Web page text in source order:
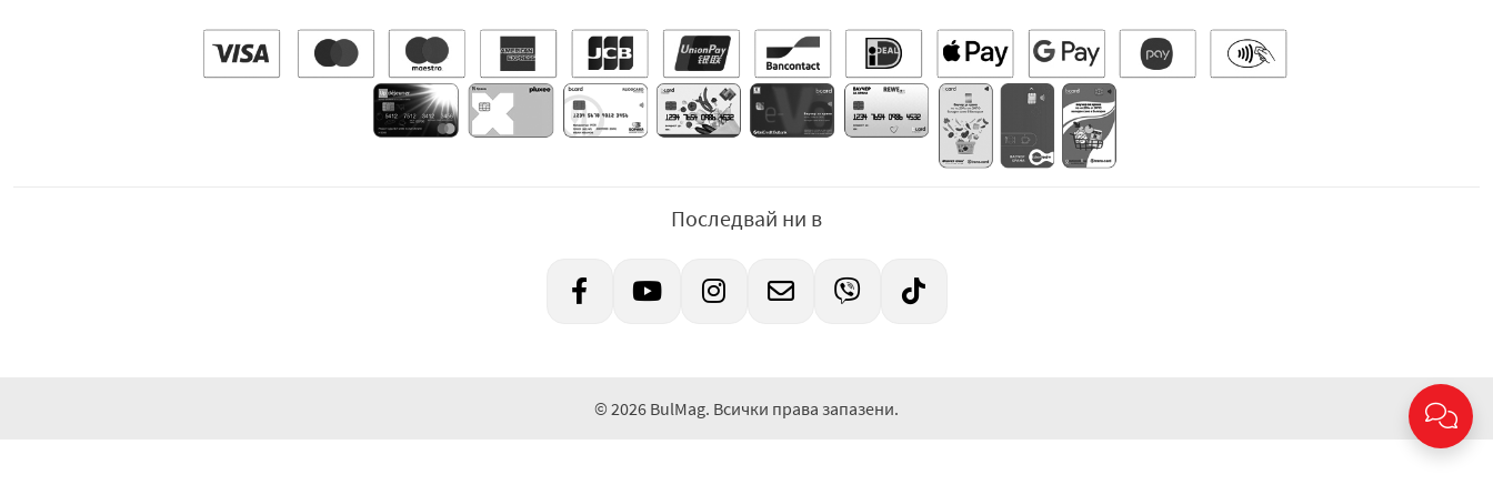
Последвай ни в
© 2026 BulMag. Всички права запазени.